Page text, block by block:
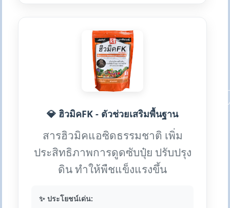
💎 ฮิวมิคFK - ตัวช่วยเสริมพื้นฐาน
สารฮิวมิคแอซิดธรรมชาติ เพิ่ม
ประสิทธิภาพการดูดซับปุ๋ย ปรับปรุง
ดิน ทำให้พืชแข็งแรงขึ้น
✨ ประโยชน์เด่น: